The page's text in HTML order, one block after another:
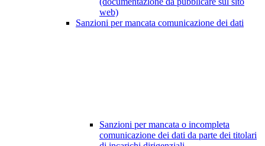
web)
Sanzioni per mancata comunicazione dei dati
Sanzioni per mancata o incompleta
comunicazione dei dati da parte dei titolari